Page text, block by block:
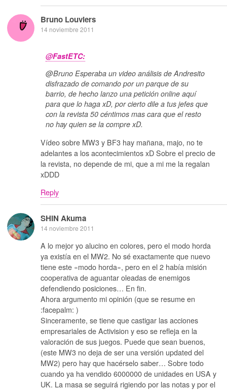
Bruno Louviers
14 noviembre 2011
@FastETC:
@Bruno Esperaba un video análisis de Andresito
disfrazado de comando por un parque de su
barrio, de hecho lanzo una petición online aquí
para que lo haga xD, por cierto dile a tus jefes que
con la revista 50 céntimos mas cara que el resto
no hay quien se la compre xD.
Vídeo sobre MW3 y BF3 hay mañana, majo, no te
adelantes a los acontecimientos xD Sobre el precio de
la revista, no depende de mi, que a mi me la regalan
xDDD
Reply
SHIN Akuma
14 noviembre 2011
A lo mejor yo alucino en colores, pero el modo horda
ya existía en el MW2. No sé exactamente que nuevo
tiene este «modo horda», pero en el 2 había misión
cooperativa de aguantar oleadas de enemigos
defendiendo posiciones… En fin.
Ahora argumento mi opinión (que se resume en
:facepalm: )
Sinceramente, se tiene que castigar las acciones
empresariales de Activision y eso se refleja en la
valoración de sus juegos. Puede que sean buenos,
(este MW3 no deja de ser una versión updated del
MW2) pero hay que hacérselo saber… Sobre todo
cuando ya ha vendido 6000000 de unidades en USA y
UK. La masa se seguirá rigiendo por las notas y por el